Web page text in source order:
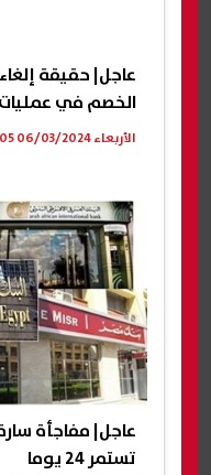
عاجل| حقيقة
الخصم في عمليات
الأربعاء 06/03/2024 02:05 م
عاجل| مفاجأة
تستمر 24 يوما